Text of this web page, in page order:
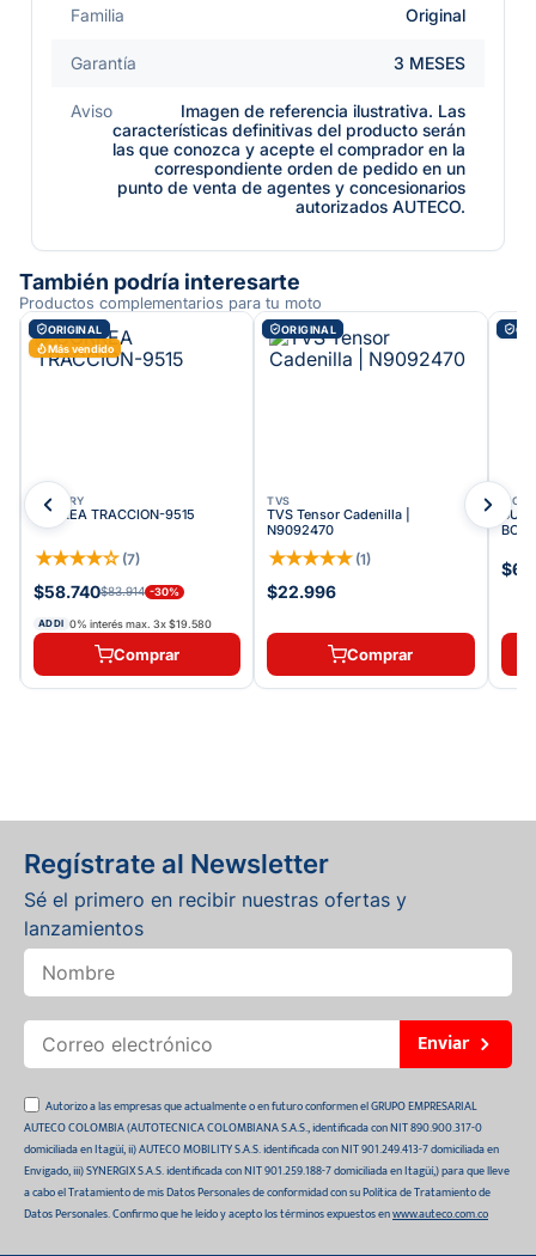
Familia Original
Garantía 3 MESES
Aviso
Imagen de referencia ilustrativa. Las
características definitivas del producto serán
las que conozca y acepte el comprador en la
correspondiente orden de pedido en un
punto de venta de agentes y concesionarios
autorizados AUTECO.
También podría interesarte
Productos complementarios para tu moto
ORIGINAL
Más vendido
VICTORY
CORREA TRACCION-9515
★★★★☆ (7)
$58.740$83.914 -30%
ADDI 0% interés max. 3x$19.580
Comprar
ORIGINAL
TVS
TVS Tensor Cadenilla |
N9092470
★★★★★ (1)
$22.996
Comprar
Regístrate al Newsletter
Sé el primero en recibir nuestras ofertas y
lanzamientos
Enviar
Autorizo a las empresas que actualmente o en futuro conformen el GRUPO EMPRESARIAL
AUTECO COLOMBIA (AUTOTECNICA COLOMBIANA S.A.S., identificada con NIT 890.900.317-0
domiciliada en Itagüí, ii) AUTECO MOBILITY S.A.S. identificada con NIT 901.249.413-7 domiciliada en
Envigado, iii) SYNERGIX S.A.S. identificada con NIT 901.259.188-7 domiciliada en Itagüí,) para que lleve
a cabo el Tratamiento de mis Datos Personales de conformidad con su Política de Tratamiento de
Datos Personales. Confirmo que he leído y acepto los términos expuestos enwww.auteco.com.co